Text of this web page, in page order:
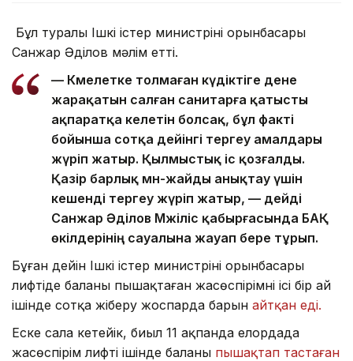
Бұл туралы Ішкі істер министрінің орынбасары
Санжар Әділов мәлім етті.
— Кәмелетке толмаған күдіктіге дене
жарақатын салған санитарға қатысты
ақпаратқа келетін болсақ, бұл факті
бойынша сотқа дейінгі тергеу амалдары
жүріп жатыр. Қылмыстық іс қозғалды.
Қазір барлық мән-жайды анықтау үшін
кешенді тергеу жүріп жатыр, — дейді
Санжар Әділов Мәжіліс қабырғасында БАҚ
өкілдерінің сауалына жауап бере тұрып.
Бұған дейін Ішкі істер министрінің орынбасары
лифтіде баланы пышақтаған жасөспірімнің ісі бір ай
ішінде сотқа жіберу жоспарда барын айтқан еді.
Еске сала кетейік, биыл 11 ақпанда елордада
жасөспірім лифті ішінде баланы пышақтап тастаған